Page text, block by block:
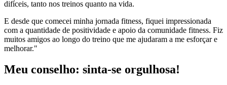
difíceis, tanto nos treinos quanto na vida.
E desde que comecei minha jornada fitness, fiquei impressionada
com a quantidade de positividade e apoio da comunidade fitness. Fiz
muitos amigos ao longo do treino que me ajudaram a me esforçar e
melhorar."
Meu conselho: sinta-se orgulhosa!